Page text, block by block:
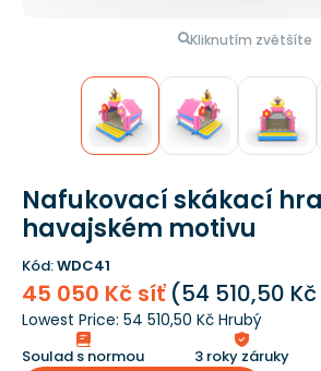
Kliknutím zvětšíte
Nafukovací skákací
havajském motivu
Kód:WDC41
45 050 Kč síť (54 510,50 Kč
Lowest Price: 54 510,50 Kč Hrubý
Soulad s normou 3 roky záruky